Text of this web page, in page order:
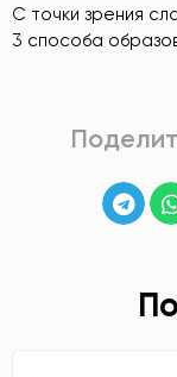
С точки зрения
3 способа